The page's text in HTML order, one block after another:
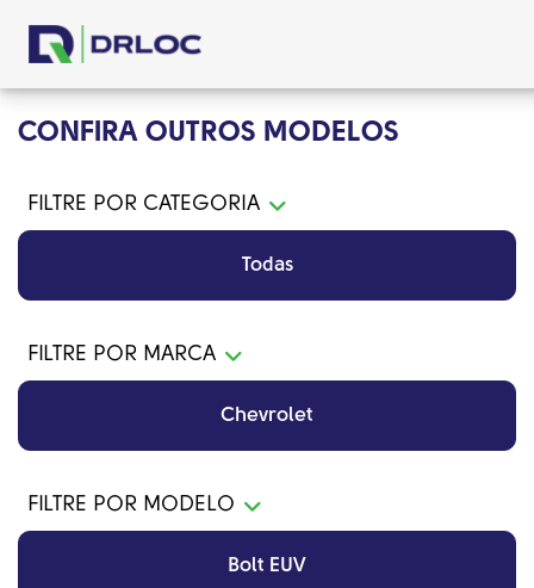
CONFIRA OUTROS MODELOS
FILTRE POR CATEGORIA
Todas
FILTRE POR MARCA
Chevrolet
FILTRE POR MODELO
Bolt EUV